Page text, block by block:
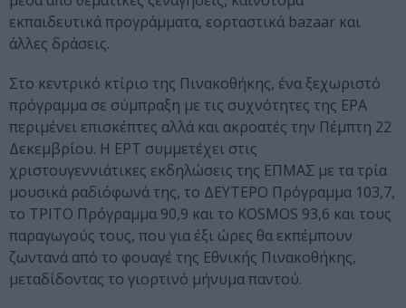
εκπαιδευτικά προγράμματα, εορταστικά bazaar και
άλλες δράσεις.
Στο κεντρικό κτίριο της Πινακοθήκης, ένα ξεχωριστό
πρόγραμμα σε σύμπραξη με τις συχνότητες της ΕΡΑ
περιμένει επισκέπτες αλλά και ακροατές την Πέμπτη 22
Δεκεμβρίου. Η ΕΡΤ συμμετέχει στις
χριστουγεννιάτικες εκδηλώσεις της ΕΠΜΑΣ με τα τρία
μουσικά ραδιόφωνά της, το ΔΕΥΤΕΡΟ Πρόγραμμα 103,7,
το ΤΡΙΤΟ Πρόγραμμα 90,9 και το KOSMOS 93,6 και τους
παραγωγούς τους, που για έξι ώρες θα εκπέμπουν
ζωντανά από το φουαγέ της Εθνικής Πινακοθήκης,
μεταδίδοντας το γιορτινό μήνυμα παντού.